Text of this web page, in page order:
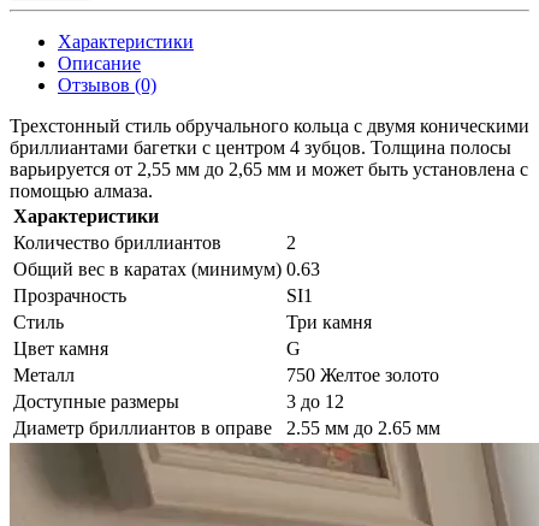
Характеристики
Описание
Отзывов (0)
Трехстонный стиль обручального кольца с двумя коническими
бриллиантами багетки с центром 4 зубцов. Толщина полосы
варьируется от 2,55 мм до 2,65 мм и может быть установлена ​​с
помощью алмаза.
Характеристики
Количество бриллиантов
2
Общий вес в каратах (минимум) 0.63
Прозрачность
SI1
Стиль
Три камня
Цвет камня
G
Металл
750 Желтое золото
Доступные размеры
3 до 12
Диаметр бриллиантов в оправе
2.55 мм до 2.65 мм